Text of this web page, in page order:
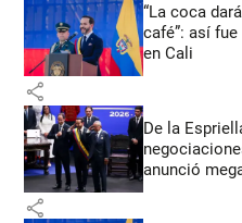
“La coca
café”: así
en Cali
share
De la
anunció
share